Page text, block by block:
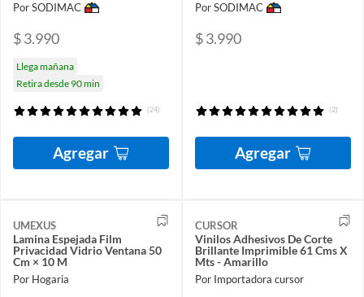
Por SODIMAC
$ 3.990
Llega mañana
Retira desde 90 min
(24)
Agregar
Por SODIMAC
$ 3.990
(2)
Agregar
UMEXUS
Lamina Espejada Film
Privacidad Vidrio Ventana 50
Cm × 10 M
Por Hogaria
CURSOR
Vinilos Adhesivos De Corte
Brillante Imprimible 61 Cms X
Mts - Amarillo
Por Importadora cursor